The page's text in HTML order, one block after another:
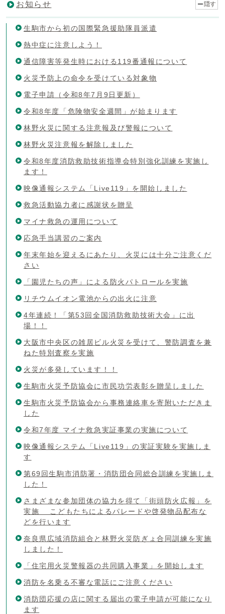
お知らせ 隠す
生駒市から初の国際緊急援助隊員派遣
熱中症に注意しよう！
通信障害等発生時における119番通報について
火災予防上の命令を受けている対象物
電子申請（令和8年7月9日更新）
令和8年度「危険物安全週間」が始まります
林野火災に関する注意報及び警報について
林野火災注意報を解除しました
令和8年度消防救助技術指導会特別強化訓練を実施し
ます！
映像通報システム「Live119」を開始しました
救急活動協力者に感謝状を贈呈
マイナ救急の運用について
応急手当講習のご案内
年末年始を迎えるにあたり、火災には十分ご注意くだ
さい
「園児たちの声」による防火パトロールを実施
リチウムイオン電池からの出火に注意
4年連続！「第53回全国消防救助技術大会」に出
場！！
大阪市中央区の雑居ビル火災を受けて、警防調査を兼
ねた特別査察を実施
火災が多発しています！！
生駒市火災予防協会に市民功労表彰を贈呈しました
生駒市火災予防協会から事務連絡車を寄附いただきま
した
令和7年度 マイナ救急実証事業の実施について
映像通報システム「Live119」の実証実験を実施しま
す
第69回生駒市消防署・消防団合同総合訓練を実施しま
した！
さまざまな参加団体の協力を得て「街頭防火広報」を
実施 こどもたちによるパレードや啓発物品配布な
どを行います
奈良県広域消防組合と林野火災防ぎょ合同訓練を実施
しました！
「住宅用火災警報器の共同購入事業」を開始します
消防を名乗る不審な電話にご注意ください
消防団応援の店に関する届出の電子申請が可能になり
ます